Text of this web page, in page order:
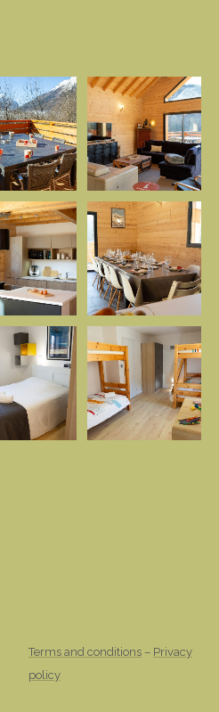
Terms and conditions – Privacy
policy